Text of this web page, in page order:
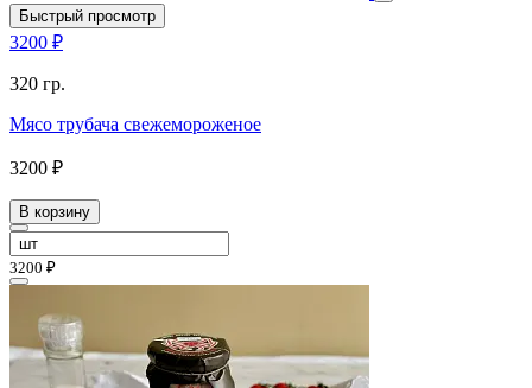
Быстрый просмотр
3200 ₽
320 гр.
Мясо трубача свежемороженое
3200 ₽
В корзину
3200 ₽